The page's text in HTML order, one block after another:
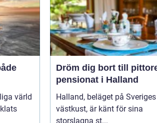
värld
Dröm dig bort till
pensionat i Halland
Halland, beläget på Sveriges
västkust, är känt för sina
storslagna st...